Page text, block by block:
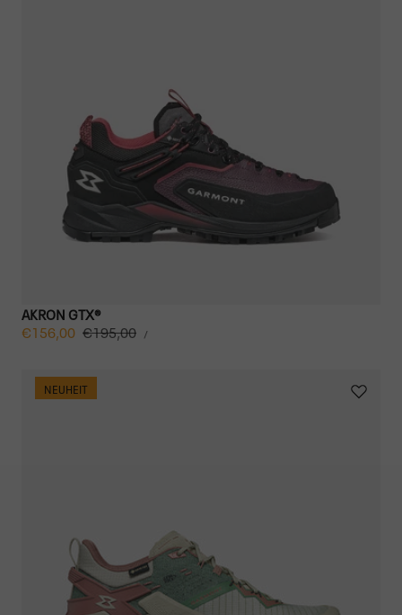
AKRON GTX®
Verkaufspreis
€156,00 Regulärer
€195,00 /
NEUHEIT